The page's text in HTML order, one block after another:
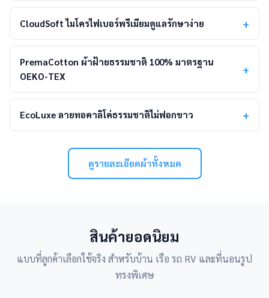
CloudSoft ไมโครไฟเบอร์พรีเมียมดูแลรักษาง่าย
PremaCotton ผ้าฝ้ายธรรมชาติ 100% มาตรฐาน
OEKO-TEX
EcoLuxe ลายทอคาลิโค่ธรรมชาติไม่ฟอกขาว
ดูรายละเอียดผ้าทั้งหมด
สินค้ายอดนิยม
แบบที่ลูกค้าเลือกใช้จริง สำหรับบ้าน เรือ รถ RV และที่นอนรูป
ทรงพิเศษ